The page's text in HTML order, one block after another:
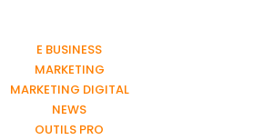
E BUSINESS
MARKETING
MARKETING DIGITAL
NEWS
OUTILS PRO